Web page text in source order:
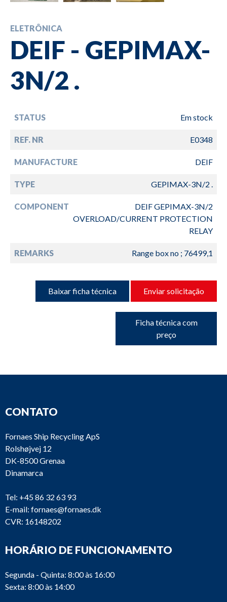
ELETRÔNICA
DEIF - GEPIMAX-
3N/2 .
STATUS Em stock
REF. NR E0348
MANUFACTURE DEIF
TYPE GEPIMAX-3N/2 .
COMPONENT
DEIF GEPIMAX-3N/2
OVERLOAD/CURRENT PROTECTION
RELAY
REMARKS Range box no ; 76499,1
Baixar ficha técnica Enviar solicitação
Ficha técnica com
preço
CONTATO
Fornaes Ship Recycling ApS
Rolshøjvej 12
DK-8500 Grenaa
Dinamarca
Tel: +45 86 32 63 93
E-mail: fornaes@fornaes.dk
CVR: 16148202
HORÁRIO DE FUNCIONAMENTO
Segunda - Quinta: 8:00 às 16:00
Sexta: 8:00 às 14:00